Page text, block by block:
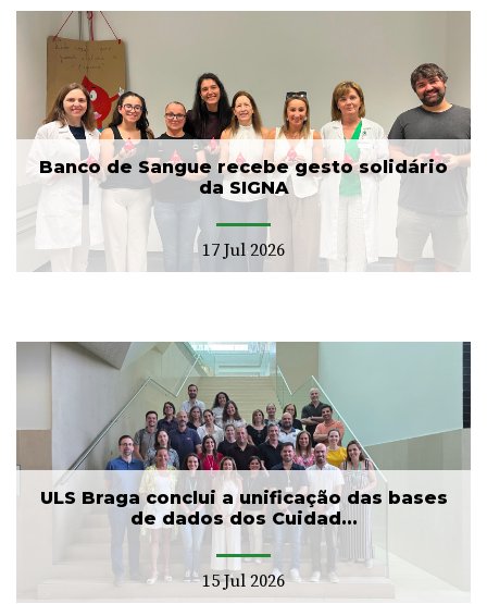
Banco de Sangue recebe gesto solidário
da SIGNA
17 Jul 2026
ULS Braga conclui a unificação das bases
de dados dos Cuidad...
15 Jul 2026